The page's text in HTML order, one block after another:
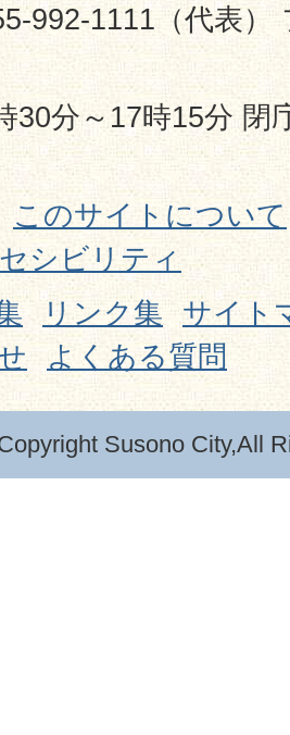
992-1111（代表）
30分～17時15分 閉
このサイトについて
シビリティ
リンク集
サイト
よくある質問
Susono City,All